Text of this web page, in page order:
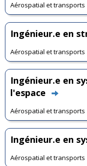
Aérospatial et transports
Ingénieur.e en
Aérospatial et transports
Ingénieur.e en
l'espace
Aérospatial et transports
Ingénieur.e en
Aérospatial et transports